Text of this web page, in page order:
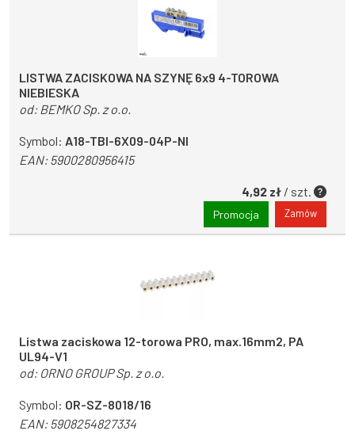
LISTWA ZACISKOWA NA SZYNĘ 6x9 4-TOROWA
NIEBIESKA
od: BEMKO Sp. z o.o.
Symbol: A18-TBI-6X09-04P-NI
EAN:5900280956415
4,92 zł / szt.
Promocja Zamów
Listwa zaciskowa 12-torowa PRO, max.16mm2, PA
UL94-V1
od: ORNO GROUP Sp. z o.o.
Symbol: OR-SZ-8018/16
EAN:5908254827334